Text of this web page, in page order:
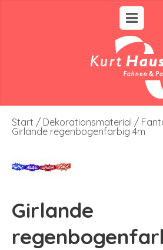
Start / Dekorationsmaterial /
Girlande regenbogenfarbig 4m
Girlande